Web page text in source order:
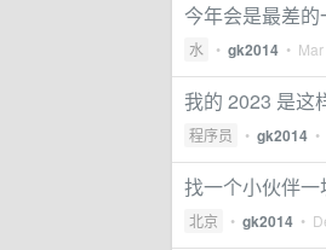
今年会是最差的
水 • gk2014 •
我的 2023 是这
程序员 • gk2014 •
找一个小伙伴
北京 • gk2014 •